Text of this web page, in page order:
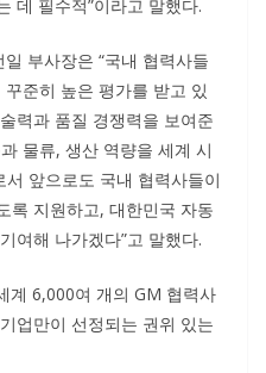
데 필수적”이라고 말했다.
부사장은 “국내 협력사들
준히 높은 평가를 받고 있
력과 품질 경쟁력을 보여준
물류, 생산 역량을 세계 시
앞으로도 국내 협력사들이
록 지원하고, 대한민국 자동
여해 나가겠다”고 말했다.
계 6,000여 개의 GM 협력사
업만이 선정되는 권위 있는